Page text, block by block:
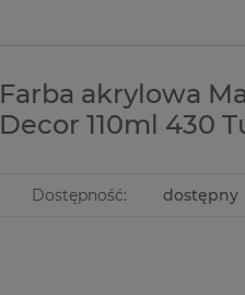
Farba akrylowa
Decor 110ml 430
Dostępność: dostępny